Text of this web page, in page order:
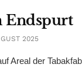
Endspurt
2025
Areal der